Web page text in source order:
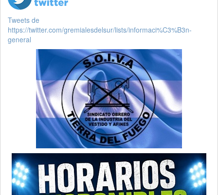
Tweets de
https://twitter.com/gremialesdelsur/lists/informaci%C3%B3n-
general